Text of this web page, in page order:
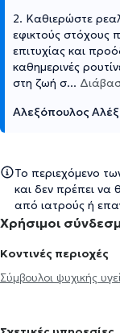
2. Καθιερώστε
εφικτούς στόχους
επιτυχίας και
καθημερινές
στη ζωή σ...
Αλεξόπουλος
Το περιεχόμενο
και δεν πρέπει να
από ιατρούς ή
Χρήσιμοι
Κοντινές περιοχές
Σύμβουλοι ψυχικής